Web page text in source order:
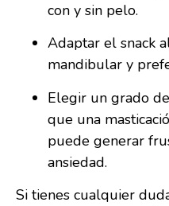
con y sin pelo.
Adaptar el snack
mandibular y
Elegir un grado
que una
puede generar
ansiedad.
Si tienes cualquier